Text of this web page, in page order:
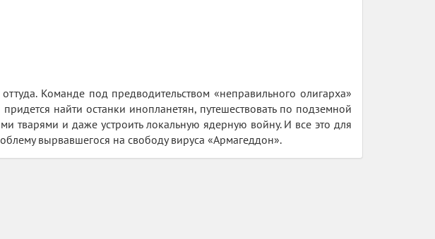
Команде под предводительством «неправильного олигарха»
найти останки инопланетян, путешествовать по подземной
тварями и даже устроить локальную ядерную войну. И все это для
вырвавшегося на свободу вируса «Армагеддон».